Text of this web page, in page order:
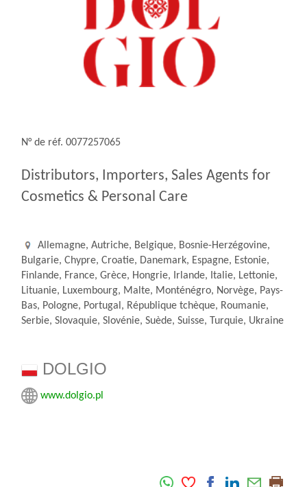
N° de réf. 0077257065
Distributors, Importers, Sales Agents for
Cosmetics & Personal Care
Allemagne, Autriche, Belgique, Bosnie-Herzégovine,
Bulgarie, Chypre, Croatie, Danemark, Espagne, Estonie,
Finlande, France, Grèce, Hongrie, Irlande, Italie, Lettonie,
Lituanie, Luxembourg, Malte, Monténégro, Norvège, Pays-
Bas, Pologne, Portugal, République tchèque, Roumanie,
Serbie, Slovaquie, Slovénie, Suède, Suisse, Turquie, Ukraine
DOLGIO
www.dolgio.pl